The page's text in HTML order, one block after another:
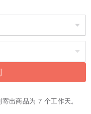
出商品为 7 个工作天。